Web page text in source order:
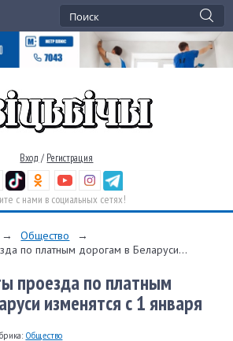
Вход / Регистрация
с нами в социальных сетях!
→ Общество
→
по платным дорогам в Беларуси...
проезда по платным
изменятся с 1 января
Общество